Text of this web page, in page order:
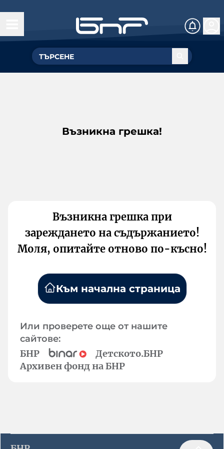
Възникна грешка!
Възникна грешка при
зареждането на съдържанието!
Моля, опитайте отново по-късно!
Към начална страница
Или проверете още от нашите
сайтове:
БНР
Детското.БНР
Архивен фонд на БНР